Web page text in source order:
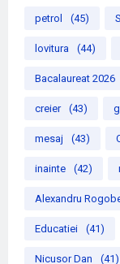
petrol (45)
lovitura (44)
Bacalaureat 2026
creier (43)
mesaj (43)
inainte (42)
Alexandru
Educatiei (41)
Nicusor Dan (41)